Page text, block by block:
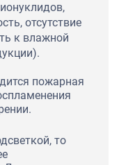
отсутствие
к влажной
пожарная
то